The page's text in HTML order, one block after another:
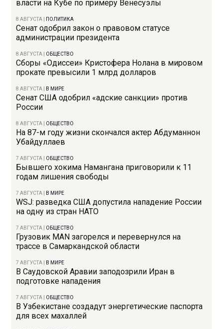
власти на Кубе по примеру Венесуэлы
8 АВГУСТА ПОЛИТИКА
Сенат одобрил закон о правовом статусе
администрации президента
8 АВГУСТА ОБЩЕСТВО
Сборы «Одиссеи» Кристофера Нолана в мировом
прокате превысили 1 млрд долларов
8 АВГУСТА В МИРЕ
Сенат США одобрил «адские санкции» против
России
8 АВГУСТА ОБЩЕСТВО
На 87-м году жизни скончался актер Абдуманнон
Убайдуллаев
7 АВГУСТА ОБЩЕСТВО
Бывшего хокима Намангана приговорили к 11
годам лишения свободы
7 АВГУСТА В МИРЕ
WSJ: разведка США допустила нападение России
на одну из стран НАТО
7 АВГУСТА ОБЩЕСТВО
Грузовик MAN загорелся и перевернулся на
трассе в Самаркандской области
7 АВГУСТА В МИРЕ
В Саудовской Аравии заподозрили Иран в
подготовке нападения
7 АВГУСТА ОБЩЕСТВО
В Узбекистане создадут энергетические паспорта
для всех махаллей